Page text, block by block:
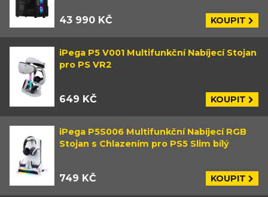
43 990 KČ KOUPIT
iPega P5 V001 Multifunkční Nabíjecí Stojan
pro PS VR2
649 KČ KOUPIT
iPega P5S006 Multifunkční Nabíjecí RGB
Stojan s Chlazením pro PS5 Slim bílý
749 KČ KOUPIT